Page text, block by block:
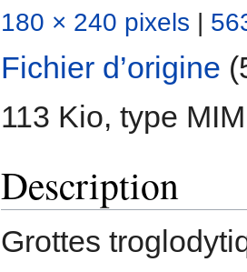
180 × 240 pixels |
Fichier d’origine
113 Kio, type
Description
Grottes